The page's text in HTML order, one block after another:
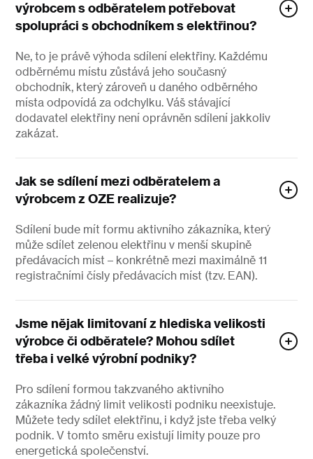
výrobcem s odběratelem potřebovat
spolupráci s obchodníkem s elektřinou?
Ne, to je právě výhoda sdílení elektřiny. Každému
odběrnému místu zůstává jeho současný
obchodník, který zároveň u daného odběrného
místa odpovídá za odchylku. Váš stávající
dodavatel elektřiny není oprávněn sdílení jakkoliv
zakázat.
Jak se sdílení mezi odběratelem a
výrobcem z OZE realizuje?
Sdílení bude mít formu aktivního zákazníka, který
může sdílet zelenou elektřinu v menší skupině
předávacích míst –⁠⁠⁠⁠⁠⁠ konkrétně mezi maximálně 11
registračními čísly předávacích míst (tzv. EAN).
Jsme nějak limitovaní z hlediska velikosti
výrobce či odběratele? Mohou sdílet
třeba i velké výrobní podniky?
Pro sdílení formou takzvaného aktivního
zákazníka žádný limit velikosti podniku neexistuje.
Můžete tedy sdílet elektřinu, i když jste třeba velký
podnik. V tomto směru existují limity pouze pro
energetická společenství.